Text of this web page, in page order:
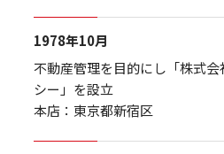
1978年10月
不動産管理を目的にし「株式
シー」を設立
本店：東京都新宿区